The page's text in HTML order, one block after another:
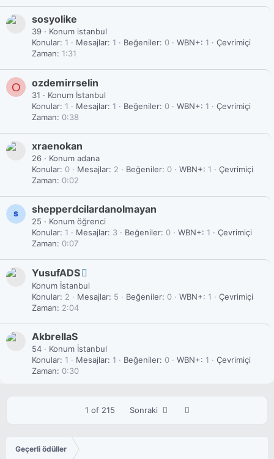
sosyolike
39 · Konum istanbul
Konular 1 Mesajlar 1 Beğeniler 0 WBN+ 1
Çevrimiçi
Zaman
1:31
O ozdemirrselin
31 · Konum İstanbul
Konular 1 Mesajlar 1 Beğeniler 0 WBN+ 1
Çevrimiçi
Zaman
0:38
xraenokan
26 · Konum adana
Konular 0 Mesajlar 2 Beğeniler 0 WBN+ 1
Çevrimiçi
Zaman
0:02
shepperdcilardanolmayan
25 · Konum öğrenci
Konular 1 Mesajlar 3 Beğeniler 0 WBN+ 1
Çevrimiçi
Zaman
0:07
YusufADS
Konum İstanbul
Konular 2 Mesajlar 5 Beğeniler 0 WBN+ 1
Çevrimiçi
Zaman
2:04
AkbrellaS
54 · Konum İstanbul
Konular 1 Mesajlar 1 Beğeniler 0 WBN+ 1
Çevrimiçi
Zaman
0:30
1 of 215 Sonraki
Geçerli ödüller